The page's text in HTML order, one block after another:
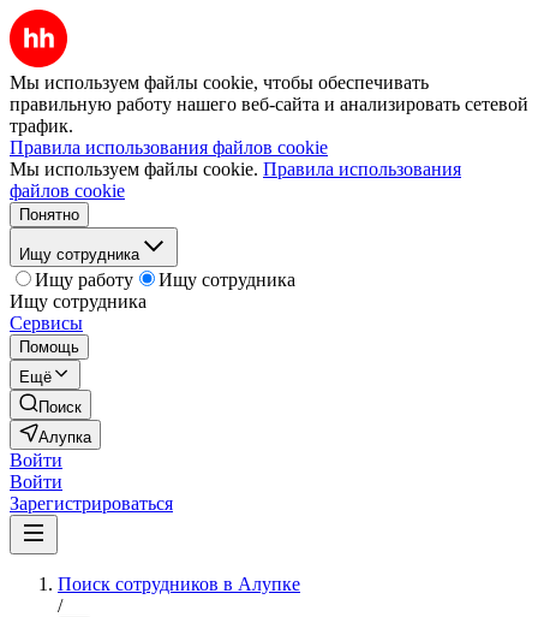
Мы используем файлы cookie, чтобы обеспечивать
правильную работу нашего веб-сайта и анализировать сетевой
трафик.
Правила использования файлов cookie
Мы используем файлы cookie. Правила использования
файлов cookie
Понятно
Ищу сотрудника
Ищу работу
Ищу сотрудника
Ищу сотрудника
Сервисы
Помощь
Ещё
Поиск
Алупка
Войти
Войти
Зарегистрироваться
Поиск сотрудников в Алупке
/